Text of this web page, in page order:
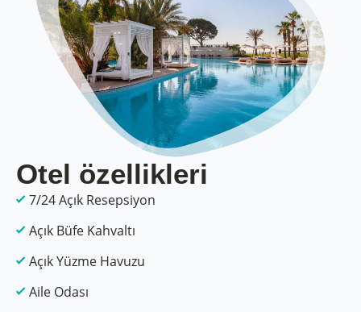
Otel özellikleri
7/24 Açık Resepsiyon
Açık Büfe Kahvaltı
Açık Yüzme Havuzu
Aile Odası